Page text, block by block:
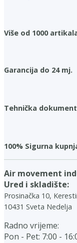
Više od 1000
Garancija do 24 mj.
Tehnička
100% Sigurna
Air movement
Ured i skladište:
Prosinačka 10,
10431 Sveta Nedelja
Radno vrijeme:
Pon - Pet: 7:00 -